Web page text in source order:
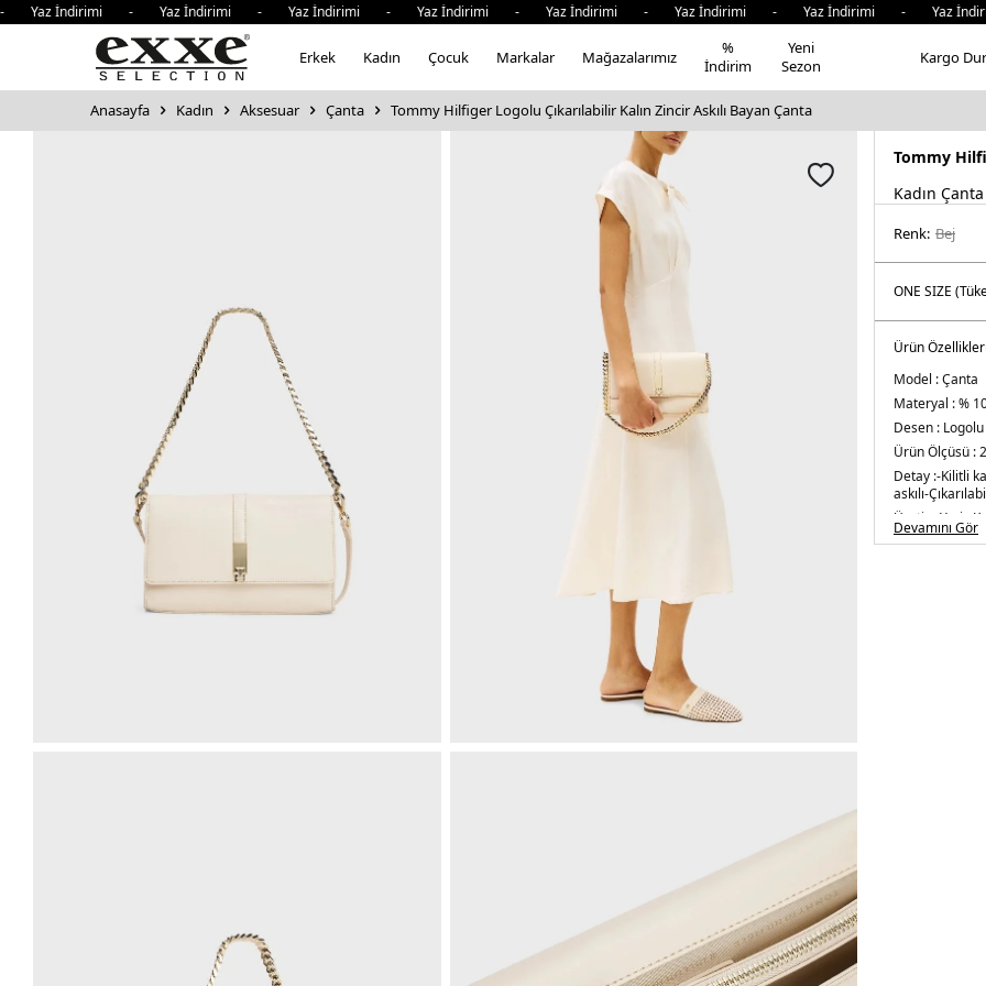
İndirimi - Yaz İndirimi - Yaz İndirimi - Yaz İndirimi - Yaz İndirimi - Yaz İndirimi - Yaz İndirimi - Yaz
Erkek Kadın Çocuk Markalar Mağazalarımız
%
İndirim
Yeni
Sezon
Kargo
Anasayfa Kadın Aksesuar Çanta Tommy Hilfiger Logolu Çıkarılabilir Kalın Zincir Askılı Bayan Çanta
Tommy
Kadın Çanta
Renk: bej
Ürün Özellikleri
Model :Çanta
Materyal :%
Desen : Logolu
Ürün Ölçüsü :
Detay :-Kilitli
askılı-
Üretim Yeri :
Devamını Gör